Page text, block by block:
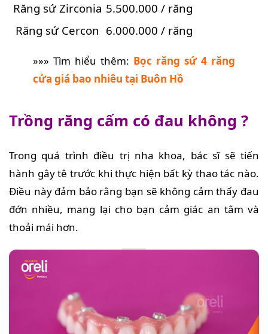
Răng sứ Zirconia 5.500.000 / răng
Răng sứ Cercon 6.000.000 / răng
»»» Tìm hiểu thêm: Bọc răng sứ 4 răng
cửa giá bao nhiêu tại Buôn Hồ
Trồng răng cấm có đau không ?
Trong quá trình điều trị nha khoa, bác sĩ sẽ tiến
hành gây tê trước khi thực hiện bất kỳ thao tác nào.
Điều này đảm bảo rằng bạn sẽ không cảm thấy đau
đớn nhiều, mang lại cho bạn cảm giác an tâm và
thoải mái hơn.